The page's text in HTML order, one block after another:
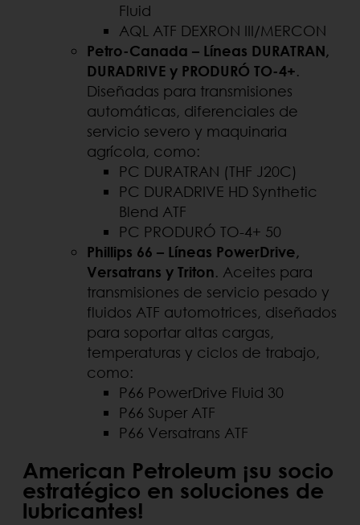
Fluid
AQL ATF DEXRON III/MERCON
Petro-Canada – Líneas DURATRAN,
DURADRIVE y PRODURÓ TO-4+.
Diseñadas para transmisiones
automáticas, diferenciales de
servicio severo y maquinaria
agrícola, como:
PC DURATRAN (THF J20C)
PC DURADRIVE HD Synthetic
Blend ATF
PC PRODURÓ TO-4+ 50
Phillips 66 – Líneas PowerDrive,
Versatrans y Triton. Aceites para
transmisiones de servicio pesado y
fluidos ATF automotrices, diseñados
para soportar altas cargas,
temperaturas y ciclos de trabajo,
como:
P66 PowerDrive Fluid 30
P66 Super ATF
P66 Versatrans ATF
American Petroleum ¡su socio
estratégico en soluciones de
lubricantes!